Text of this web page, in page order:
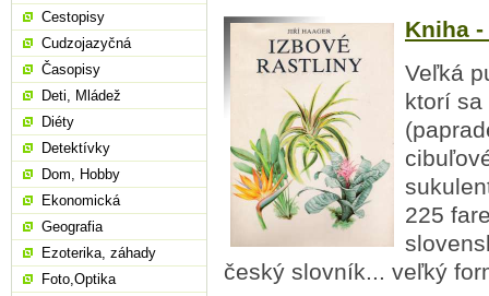
Kniha
Veľká
ktorí sa
225
český slovník... veľký
Cestopisy
Cudzojazyčná
Časopisy
Deti, Mládež
Diéty
Detektívky
Dom, Hobby
Ekonomická
Geografia
Ezoterika, záhady
Foto,Optika